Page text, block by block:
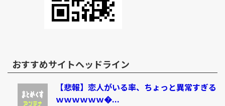
おすすめサイトヘッドライン
【悲報】恋人がいる率、ちょっと異常すぎる
ｗｗｗｗｗｗ�...